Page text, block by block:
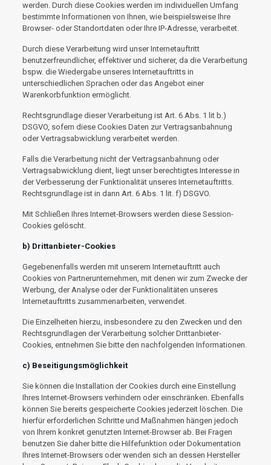
werden. Durch diese Cookies werden im individuellen Umfang
bestimmte Informationen von Ihnen, wie beispielsweise Ihre
Browser- oder Standortdaten oder Ihre IP-Adresse, verarbeitet.
Durch diese Verarbeitung wird unser Internetauftritt
benutzerfreundlicher, effektiver und sicherer, da die Verarbeitung
bspw. die Wiedergabe unseres Internetauftritts in
unterschiedlichen Sprachen oder das Angebot einer
Warenkorbfunktion ermöglicht.
Rechtsgrundlage dieser Verarbeitung ist Art. 6 Abs. 1 lit b.)
DSGVO, sofern diese Cookies Daten zur Vertragsanbahnung
oder Vertragsabwicklung verarbeitet werden.
Falls die Verarbeitung nicht der Vertragsanbahnung oder
Vertragsabwicklung dient, liegt unser berechtigtes Interesse in
der Verbesserung der Funktionalität unseres Internetauftritts.
Rechtsgrundlage ist in dann Art. 6 Abs. 1 lit. f) DSGVO.
Mit Schließen Ihres Internet-Browsers werden diese Session-
Cookies gelöscht.
b) Drittanbieter-Cookies
Gegebenenfalls werden mit unserem Internetauftritt auch
Cookies von Partnerunternehmen, mit denen wir zum Zwecke der
Werbung, der Analyse oder der Funktionalitäten unseres
Internetauftritts zusammenarbeiten, verwendet.
Die Einzelheiten hierzu, insbesondere zu den Zwecken und den
Rechtsgrundlagen der Verarbeitung solcher Drittanbieter-
Cookies, entnehmen Sie bitte den nachfolgenden Informationen.
c) Beseitigungsmöglichkeit
Sie können die Installation der Cookies durch eine Einstellung
Ihres Internet-Browsers verhindern oder einschränken. Ebenfalls
können Sie bereits gespeicherte Cookies jederzeit löschen. Die
hierfür erforderlichen Schritte und Maßnahmen hängen jedoch
von Ihrem konkret genutzten Internet-Browser ab. Bei Fragen
benutzen Sie daher bitte die Hilfefunktion oder Dokumentation
Ihres Internet-Browsers oder wenden sich an dessen Hersteller